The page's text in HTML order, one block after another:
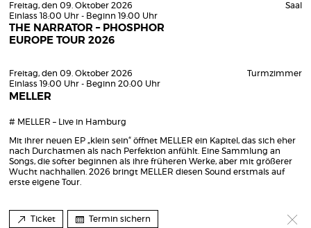
Freitag, den 09. Oktober 2026
Einlass 18:00 Uhr - Beginn 19:00 Uhr
THE NARRATOR – PHOSPHOR
EUROPE TOUR 2026
Saal
Freitag, den 09. Oktober 2026
Einlass 19:00 Uhr - Beginn 20:00 Uhr
MELLER
Turmzimmer
# MELLER – Live in Hamburg
Mit ihrer neuen EP „klein sein“ öffnet MELLER ein Kapitel, das sich eher
nach Durchatmen als nach Perfektion anfühlt. Eine Sammlung an
Songs, die softer beginnen als ihre früheren Werke, aber mit größerer
Wucht nachhallen. 2026 bringt MELLER diesen Sound erstmals auf
erste eigene Tour.
Ticket Termin sichern